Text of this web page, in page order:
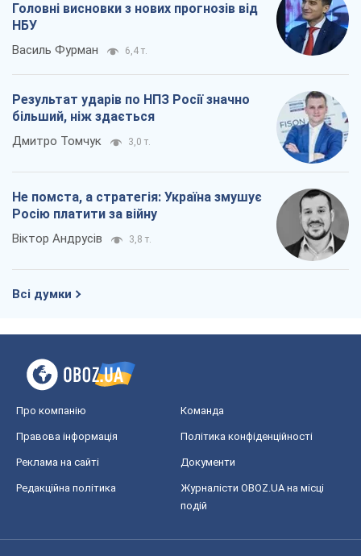
Головні висновки з нових прогнозів від
НБУ
Василь Фурман 6,4 т.
Результат ударів по НПЗ Росії значно
більший, ніж здається
Дмитро Томчук 3,0 т.
Не помста, а стратегія: Україна змушує
Росію платити за війну
Віктор Андрусів 3,8 т.
Всі думки
Про компанію Команда
Правова інформація Політика конфіденційності
Реклама на сайті Документи
Редакційна політика
Журналісти OBOZ.UA на місці
подій